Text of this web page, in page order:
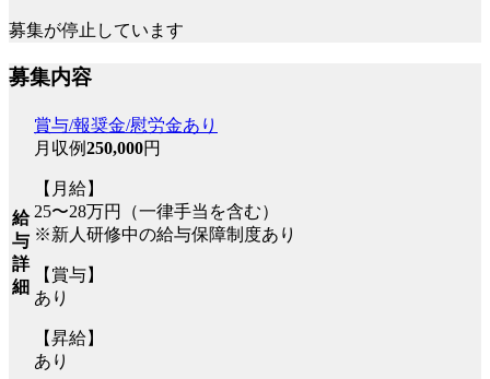
募集が停止しています
募集内容
給
与
詳
細
賞与/報奨金/慰労金あり
月収例250,000円
【月給】
25〜28万円（一律手当を含む）
※新人研修中の給与保障制度あり
【賞与】
あり
【昇給】
あり